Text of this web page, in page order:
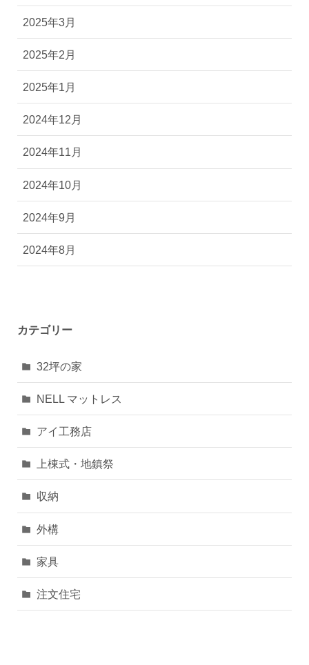
2025年3月
2025年2月
2025年1月
2024年12月
2024年11月
2024年10月
2024年9月
2024年8月
カテゴリー
32坪の家
NELL マットレス
アイ工務店
上棟式・地鎮祭
収納
外構
家具
注文住宅